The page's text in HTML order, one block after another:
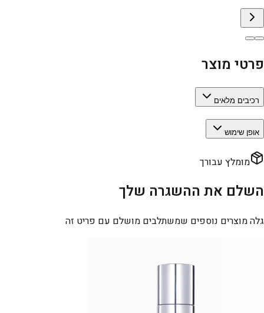
פרטי מוצר
רכיבים מלאים
אופן שימוש
מומלץ עבורך
השלם את ההשגרה שלך
גלה מוצרים נוספים שמשתלבים מושלם עם פריט זה